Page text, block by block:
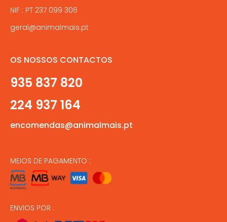
NIF : PT 237 099 306
geral@animalmais.pt
OS NOSSOS CONTACTOS
935 837 820
224 937 164
encomendas@animalmais.pt
MEIOS DE PAGAMENTO :
ENVIOS POR :